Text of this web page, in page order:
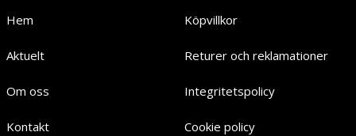
Hem
Aktuelt
Om oss
Kontakt
Köpvillkor
Returer och reklamationer
Integritetspolicy
Cookie policy